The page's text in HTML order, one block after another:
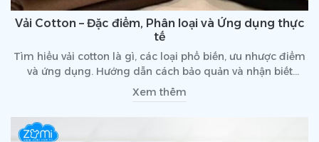
Vải Cotton – Đặc điểm, Phân loại và Ứng dụng thực
tế
Tìm hiểu vải cotton là gì, các loại phổ biến, ưu nhược điểm
và ứng dụng. Hướng dẫn cách bảo quản và nhận biết
cotton thật, mua hàng chất lượng.
Xem thêm